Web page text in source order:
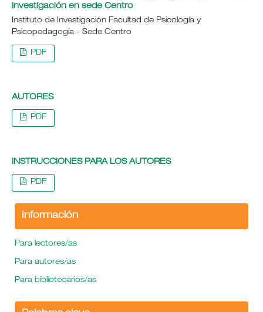
Investigación en sede Centro
Instituto de Investigación Facultad de Psicología y
Psicopedagogía - Sede Centro
PDF
AUTORES
PDF
INSTRUCCIONES PARA LOS AUTORES
PDF
Información
Para lectores/as
Para autores/as
Para bibliotecarios/as